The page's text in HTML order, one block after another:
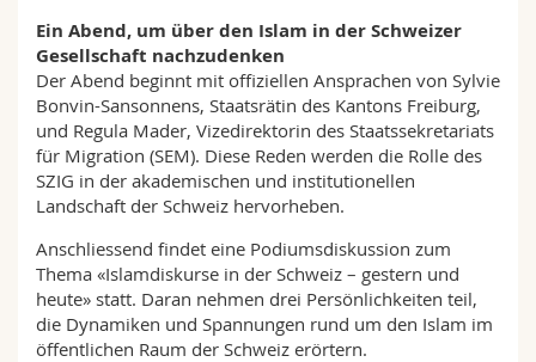
Ein Abend, um über den Islam in der Schweizer
Gesellschaft nachzudenken
Der Abend beginnt mit offiziellen Ansprachen von Sylvie
Bonvin-Sansonnens, Staatsrätin des Kantons Freiburg,
und Regula Mader, Vizedirektorin des Staatssekretariats
für Migration (SEM). Diese Reden werden die Rolle des
SZIG in der akademischen und institutionellen
Landschaft der Schweiz hervorheben.
Anschliessend findet eine Podiumsdiskussion zum
Thema «Islamdiskurse in der Schweiz – gestern und
heute» statt. Daran nehmen drei Persönlichkeiten teil,
die Dynamiken und Spannungen rund um den Islam im
öffentlichen Raum der Schweiz erörtern.